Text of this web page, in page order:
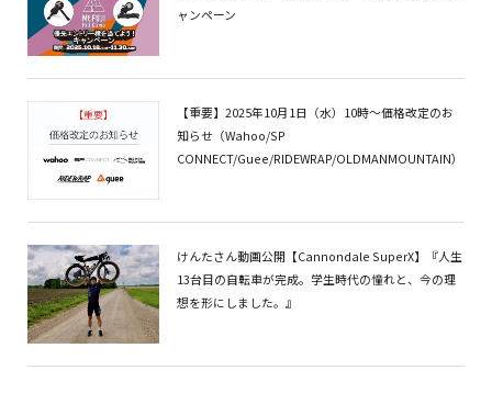
ャンペーン
【重要】2025年10月1日（水）10時～価格改定のお
知らせ（Wahoo/SP
CONNECT/Guee/RIDEWRAP/OLDMANMOUNTAIN）
けんたさん動画公開【Cannondale SuperX】『人生
13台目の自転車が完成。学生時代の憧れと、今の理
想を形にしました。』